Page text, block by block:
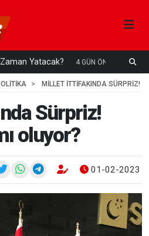
Yatacak? 4 GÜN ÖNCE
MILLET İTTIFAKINDA SÜRPRIZ!
Sürpriz!
oluyor?
01-02-2023